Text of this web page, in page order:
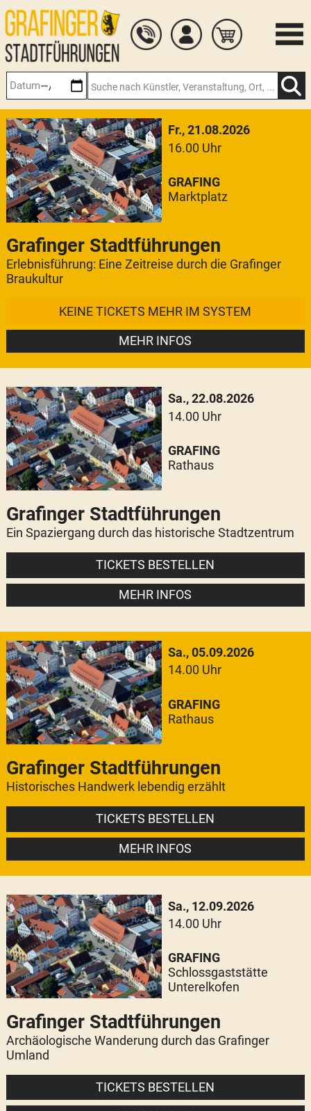
Hauptinhalt
springen
Fr., 21.08.2026
16.00 Uhr
Grafinger Stadtführungen
Erlebnisführung: Eine Zeitreise durch die Grafinger
Braukultur
KEINE TICKETS MEHR IM SYSTEM
MEHR INFOS
GRAFING
Marktplatz
Sa., 22.08.2026
14.00 Uhr
Grafinger Stadtführungen
Ein Spaziergang durch das historische Stadtzentrum
TICKETS BESTELLEN
MEHR INFOS
GRAFING
Rathaus
Sa., 05.09.2026
14.00 Uhr
Grafinger Stadtführungen
Historisches Handwerk lebendig erzählt
TICKETS BESTELLEN
MEHR INFOS
GRAFING
Rathaus
Sa., 12.09.2026
14.00 Uhr
Grafinger Stadtführungen
Archäologische Wanderung durch das Grafinger
Umland
TICKETS BESTELLEN
GRAFING
Schlossgaststätte
Unterelkofen